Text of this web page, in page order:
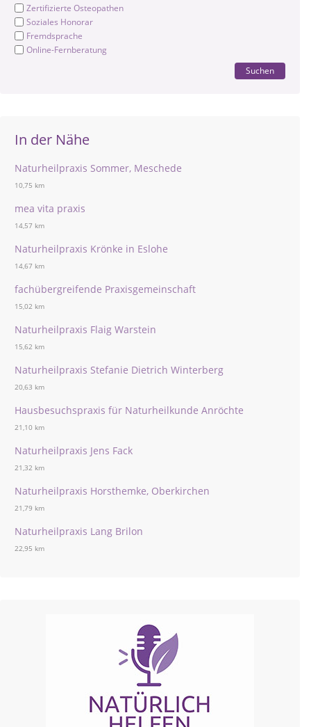
Zertifizierte Osteopathen
Soziales Honorar
Fremdsprache
Online-Fernberatung
Suchen
In der Nähe
Naturheilpraxis Sommer, Meschede
10,75 km
mea vita praxis
14,57 km
Naturheilpraxis Krönke in Eslohe
14,67 km
fachübergreifende Praxisgemeinschaft
15,02 km
Naturheilpraxis Flaig Warstein
15,62 km
Naturheilpraxis Stefanie Dietrich Winterberg
20,63 km
Hausbesuchspraxis für Naturheilkunde Anröchte
21,10 km
Naturheilpraxis Jens Fack
21,32 km
Naturheilpraxis Horsthemke, Oberkirchen
21,79 km
Naturheilpraxis Lang Brilon
22,95 km